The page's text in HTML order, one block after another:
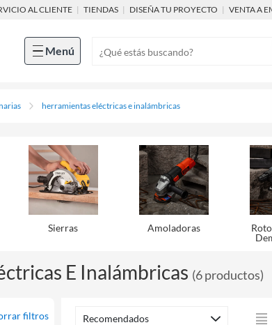
AL CLIENTE | TIENDAS | DISEÑA TU PROYECTO | VENTA A
Menú
herramientas eléctricas e inalámbricas
Sierras Amoladoras
E Inalámbricas (6productos)
filtros Recomendados